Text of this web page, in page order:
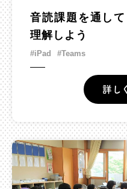
音読課題を通し
理解しよう
#iPad #Teams
詳し